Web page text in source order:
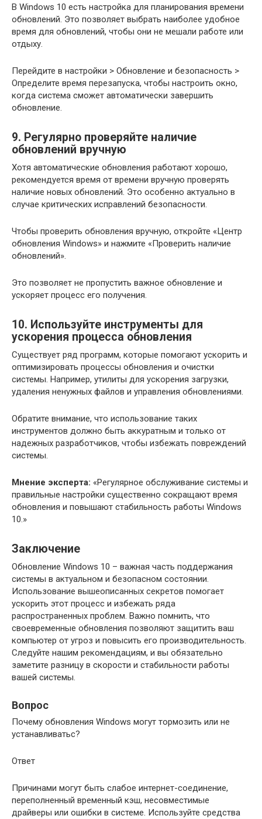
В Windows 10 есть настройка для планирования времени
обновлений. Это позволяет выбрать наиболее удобное
время для обновлений, чтобы они не мешали работе или
отдыху.
Перейдите в настройки > Обновление и безопасность >
Определите время перезапуска, чтобы настроить окно,
когда система сможет автоматически завершить
обновление.
9. Регулярно проверяйте наличие
обновлений вручную
Хотя автоматические обновления работают хорошо,
рекомендуется время от времени вручную проверять
наличие новых обновлений. Это особенно актуально в
случае критических исправлений безопасности.
Чтобы проверить обновления вручную, откройте «Центр
обновления Windows» и нажмите «Проверить наличие
обновлений».
Это позволяет не пропустить важное обновление и
ускоряет процесс его получения.
10. Используйте инструменты для
ускорения процесса обновления
Существует ряд программ, которые помогают ускорить и
оптимизировать процессы обновления и очистки
системы. Например, утилиты для ускорения загрузки,
удаления ненужных файлов и управления обновлениями.
Обратите внимание, что использование таких
инструментов должно быть аккуратным и только от
надежных разработчиков, чтобы избежать повреждений
системы.
Мнение эксперта: «Регулярное обслуживание системы и
правильные настройки существенно сокращают время
обновления и повышают стабильность работы Windows
10.»
Заключение
Обновление Windows 10 – важная часть поддержания
системы в актуальном и безопасном состоянии.
Использование вышеописанных секретов помогает
ускорить этот процесс и избежать ряда
распространенных проблем. Важно помнить, что
своевременные обновления позволяют защитить ваш
компьютер от угроз и повысить его производительность.
Следуйте нашим рекомендациям, и вы обязательно
заметите разницу в скорости и стабильности работы
вашей системы.
Вопрос
Почему обновления Windows могут тормозить или не
устанавливатьс?
Ответ
Причинами могут быть слабое интернет-соединение,
переполненный временный кэш, несовместимые
драйверы или ошибки в системе. Используйте средства